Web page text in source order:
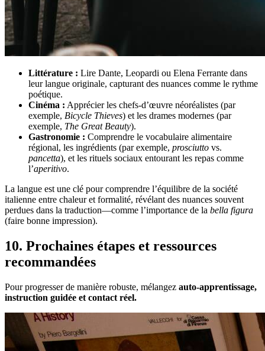
Littérature : Lire Dante, Leopardi ou Elena Ferrante dans
leur langue originale, capturant des nuances comme le rythme
poétique.
Cinéma : Apprécier les chefs-d’œuvre néoréalistes (par
exemple, Bicycle Thieves) et les drames modernes (par
exemple, The Great Beauty).
Gastronomie : Comprendre le vocabulaire alimentaire
régional, les ingrédients (par exemple, prosciutto vs.
pancetta), et les rituels sociaux entourant les repas comme
l’aperitivo.
La langue est une clé pour comprendre l’équilibre de la société
italienne entre chaleur et formalité, révélant des nuances souvent
perdues dans la traduction—comme l’importance de la bella figura
(faire bonne impression).
10. Prochaines étapes et ressources
recommandées
Pour progresser de manière robuste, mélangez auto-apprentissage,
instruction guidée et contact réel.